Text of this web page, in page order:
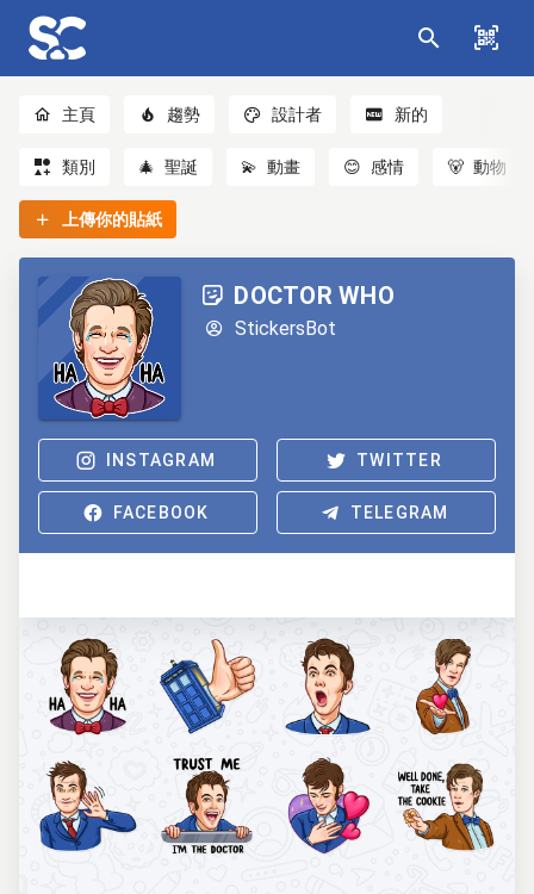
主頁 趨勢 設計者 新的
類別 🎄 聖誕 💫 動畫 😊 感情 🐻 動物
上傳你的貼紙
DOCTOR WHO
StickersBot
INSTAGRAM TWITTER
FACEBOOK TELEGRAM